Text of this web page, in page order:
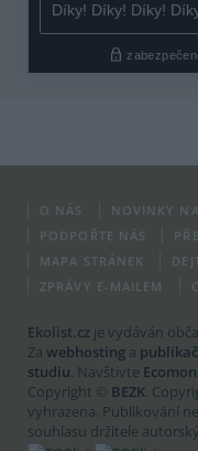
O NÁS NOVINKY
PODPOŘTE NÁS
MAPA STRÁNEK
ZPRÁVY E-MAILEM
Ekolist.cz je vydáván
Za webhosting a
studiu. Navštivte
Copyright © BEZK.
vyhrazena. Publikování
souhlasu držitele